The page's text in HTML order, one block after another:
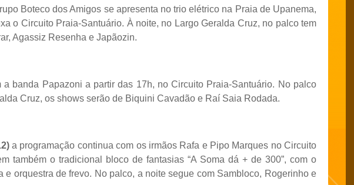
Boteco dos Amigos se apresenta no trio elétrico na Praia de Upanema,
o Circuito Praia-Santuário. À noite, no Largo Geralda Cruz, no palco tem
Agassiz Resenha e Japãozin.
a banda Papazoni a partir das 17h, no Circuito Praia-Santuário. No palco
Cruz, os shows serão de Biquini Cavadão e Raí Saia Rodada.
a programação continua com os irmãos Rafa e Pipo Marques no Circuito
também o tradicional bloco de fantasias “A Soma dá + de 300”, com o
e orquestra de frevo. No palco, a noite segue com Sambloco, Rogerinho e